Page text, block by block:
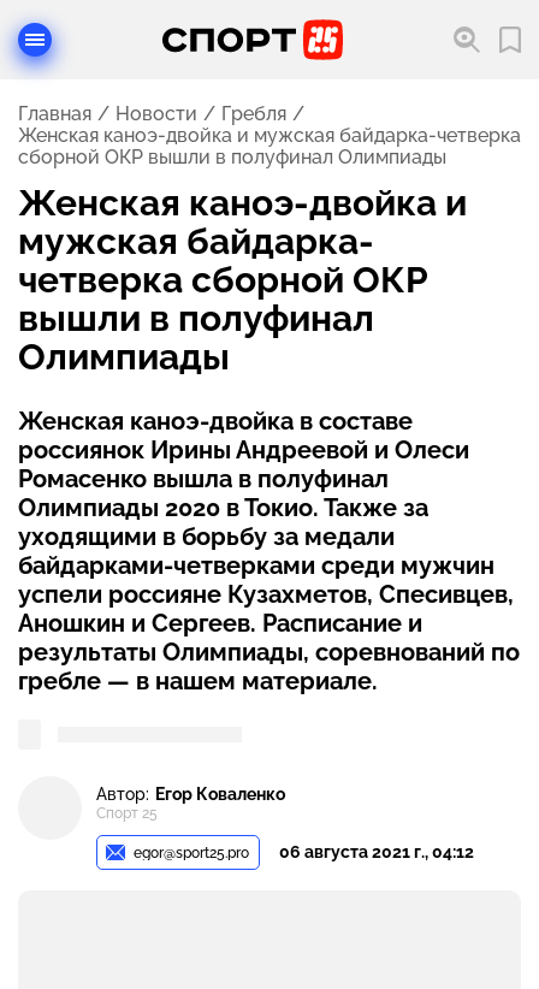
Главная Новости
Гребля
Женская каноэ-двойка и мужская байдарка-четверка
сборной ОКР вышли в полуфинал Олимпиады
Женская каноэ-двойка и
мужская байдарка-
четверка сборной ОКР
вышли в полуфинал
Олимпиады
Женская каноэ-двойка в составе
россиянок Ирины Андреевой и Олеси
Ромасенко вышла в полуфинал
Олимпиады 2020 в Токио. Также за
уходящими в борьбу за медали
байдарками-четверками среди мужчин
успели россияне Кузахметов, Спесивцев,
Аношкин и Сергеев. Расписание и
результаты Олимпиады, соревнований по
гребле — в нашем материале.
Автор: Егор Коваленко
Спорт 25
egor@sport25.pro 06 августа 2021 г., 04:12